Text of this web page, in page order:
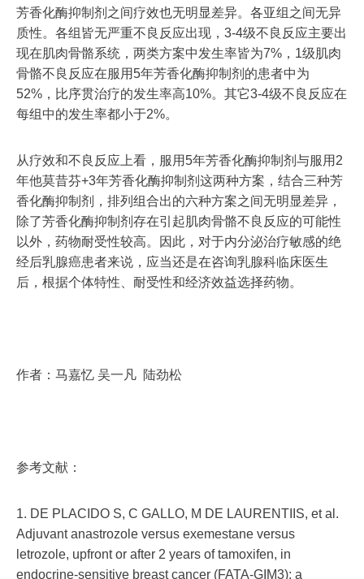
芳香化酶抑制剂之间疗效也无明显差异。各亚组之间无异
质性。各组皆无严重不良反应出现，3-4级不良反应主要出
现在肌肉骨骼系统，两类方案中发生率皆为7%，1级肌肉
骨骼不良反应在服用5年芳香化酶抑制剂的患者中为
52%，比序贯治疗的发生率高10%。其它3-4级不良反应在
每组中的发生率都小于2%。
从疗效和不良反应上看，服用5年芳香化酶抑制剂与服用2
年他莫昔芬+3年芳香化酶抑制剂这两种方案，结合三种芳
香化酶抑制剂，排列组合出的六种方案之间无明显差异，
除了芳香化酶抑制剂存在引起肌肉骨骼不良反应的可能性
以外，药物耐受性较高。因此，对于内分泌治疗敏感的绝
经后乳腺癌患者来说，应当还是在咨询乳腺科临床医生
后，根据个体特性、耐受性和经济效益选择药物。
作者：马嘉忆 吴一凡 陆劲松
参考文献：
1. DE PLACIDO S, C GALLO, M DE LAURENTIIS, et al.
Adjuvant anastrozole versus exemestane versus
letrozole, upfront or after 2 years of tamoxifen, in
endocrine-sensitive breast cancer (FATA-GIM3): a